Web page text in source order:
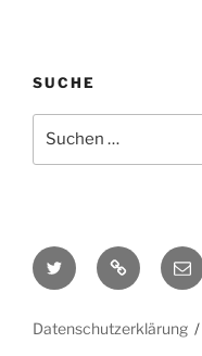
SUCHE
nach:
Twitter Mastodon
E-
Mail
Datenschutzerklärung